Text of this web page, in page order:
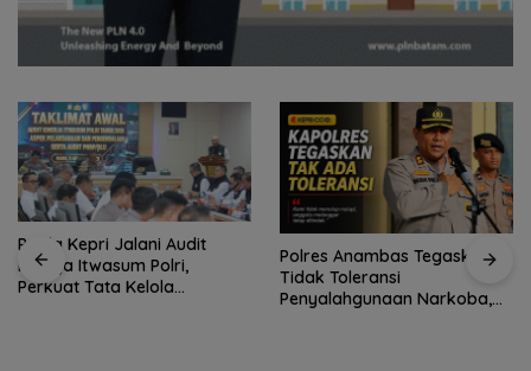
Polda Kepri Jalani Audit
Kinerja Itwasum Polri,
Perkuat Tata Kelola
Polres Anambas Tegaskan
Tidak Toleransi
Penyalahgunaan Narkoba,